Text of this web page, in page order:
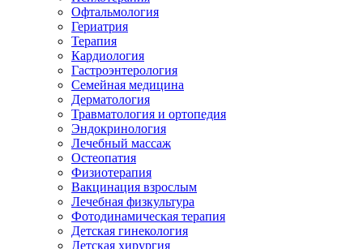
Офтальмология
Гериатрия
Терапия
Кардиология
Гастроэнтерология
Семейная медицина
Дерматология
Травматология и ортопедия
Эндокринология
Лечебный массаж
Остеопатия
Физиотерапия
Вакцинация взрослым
Лечебная физкультура
Фотодинамическая терапия
Детская гинекология
Детская хирургия